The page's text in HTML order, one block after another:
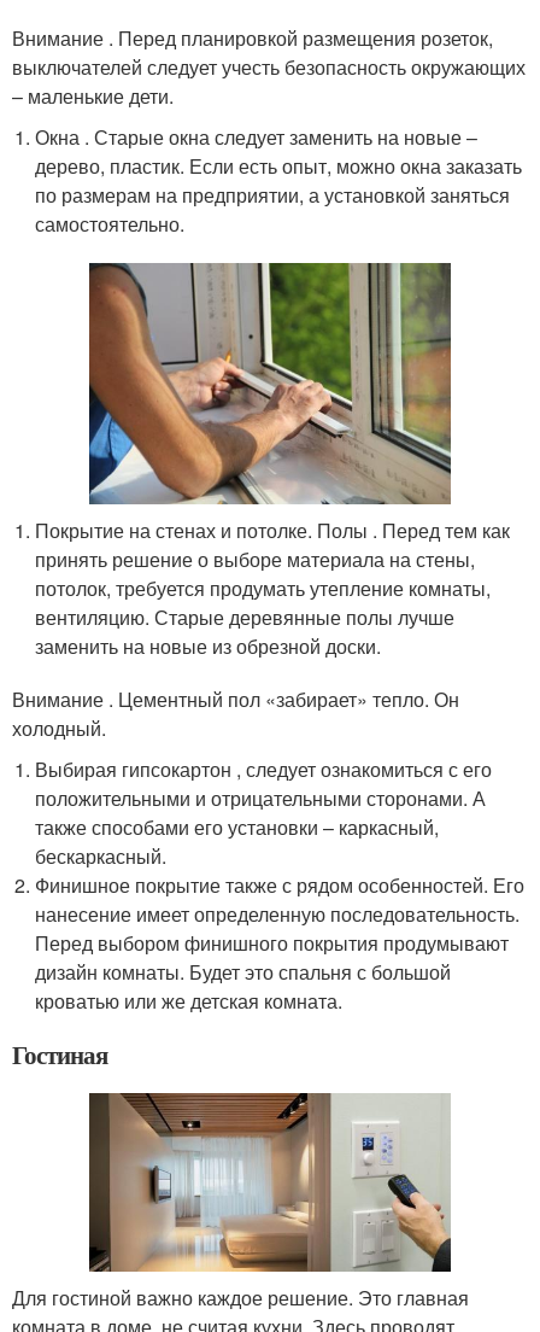
Внимание . Перед планировкой размещения розеток,
выключателей следует учесть безопасность окружающих
– маленькие дети.
Окна . Старые окна следует заменить на новые –
дерево, пластик. Если есть опыт, можно окна заказать
по размерам на предприятии, а установкой заняться
самостоятельно.
Покрытие на стенах и потолке. Полы . Перед тем как
принять решение о выборе материала на стены,
потолок, требуется продумать утепление комнаты,
вентиляцию. Старые деревянные полы лучше
заменить на новые из обрезной доски.
Внимание . Цементный пол «забирает» тепло. Он
холодный.
Выбирая гипсокартон , следует ознакомиться с его
положительными и отрицательными сторонами. А
также способами его установки – каркасный,
бескаркасный.
Финишное покрытие также с рядом особенностей. Его
нанесение имеет определенную последовательность.
Перед выбором финишного покрытия продумывают
дизайн комнаты. Будет это спальня с большой
кроватью или же детская комната.
Гостиная
Для гостиной важно каждое решение. Это главная
комната в доме, не считая кухни. Здесь проводят